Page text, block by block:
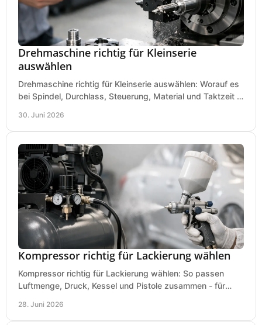
Drehmaschine richtig für Kleinserie
auswählen
Drehmaschine richtig für Kleinserie auswählen: Worauf es
bei Spindel, Durchlass, Steuerung, Material und Taktzeit in
30. Juni 2026
Kompressor richtig für Lackierung wählen
Kompressor richtig für Lackierung wählen: So passen
Luftmenge, Druck, Kessel und Pistole zusammen - für
28. Juni 2026